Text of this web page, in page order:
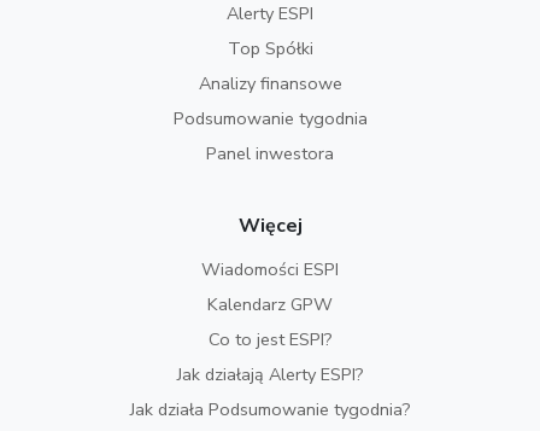
Alerty ESPI
Top Spółki
Analizy finansowe
Podsumowanie tygodnia
Panel inwestora
Więcej
Wiadomości ESPI
Kalendarz GPW
Co to jest ESPI?
Jak działają Alerty ESPI?
Jak działa Podsumowanie tygodnia?